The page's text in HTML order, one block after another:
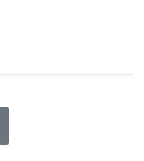
- Corsi di Formazione
CONVEGNO ECM